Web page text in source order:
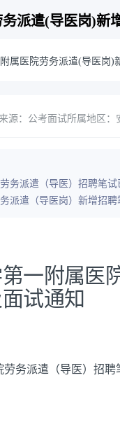
派遣(导医岗)新
属医院劳务派遣(导医岗)
源：公考面试所属地区：
务派遣（导医）招聘笔
派遣（导医岗）新增招
一附属医
试通知
务派遣（导医）招